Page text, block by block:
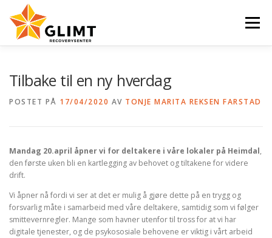
innhold
Meny
Tilbake til en ny hverdag
POSTET PÅ 17/04/2020 AV TONJE MARITA REKSEN FARSTAD
Mandag 20.april åpner vi for deltakere i våre lokaler på Heimdal,
den første uken bli en kartlegging av behovet og tiltakene for videre
drift.
Vi åpner nå fordi vi ser at det er mulig å gjøre dette på en trygg og
forsvarlig måte i samarbeid med våre deltakere, samtidig som vi følger
smittevernregler. Mange som havner utenfor til tross for at vi har
digitale tjenester, og de psykososiale behovene er viktig i vårt arbeid